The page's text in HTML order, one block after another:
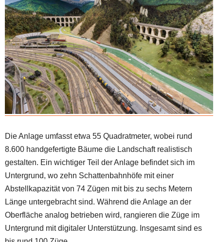
Die Anlage umfasst etwa 55 Quadratmeter, wobei rund
8.600 handgefertigte Bäume die Landschaft realistisch
gestalten. Ein wichtiger Teil der Anlage befindet sich im
Untergrund, wo zehn Schattenbahnhöfe mit einer
Abstellkapazität von 74 Zügen mit bis zu sechs Metern
Länge untergebracht sind. Während die Anlage an der
Oberfläche analog betrieben wird, rangieren die Züge im
Untergrund mit digitaler Unterstützung. Insgesamt sind es